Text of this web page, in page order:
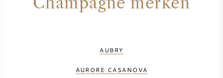
AUBRY
AURORE CASANOVA